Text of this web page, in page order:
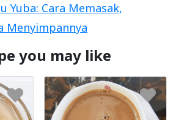
Yuba: Cara Memasak,
Menyimpannya
you may like